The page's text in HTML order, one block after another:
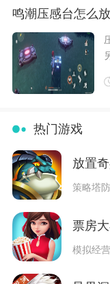
鸣潮压感台怎么放
热门游戏
放置
策略塔
票房
模拟经